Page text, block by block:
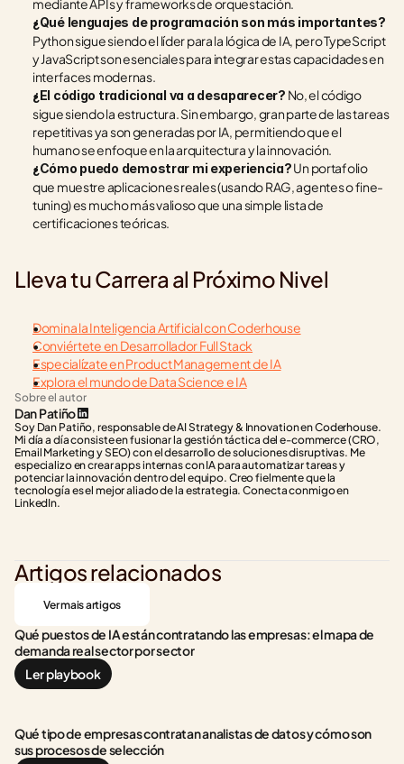
mediante APIs y frameworks de orquestación.
¿Qué lenguajes de programación son más importantes?
Python sigue siendo el líder para la lógica de IA, pero TypeScript
y JavaScript son esenciales para integrar estas capacidades en
interfaces modernas.
¿El código tradicional va a desaparecer? No, el código
sigue siendo la estructura. Sin embargo, gran parte de las tareas
repetitivas ya son generadas por IA, permitiendo que el
humano se enfoque en la arquitectura y la innovación.
¿Cómo puedo demostrar mi experiencia? Un portafolio
que muestre aplicaciones reales (usando RAG, agentes o fine-
tuning) es mucho más valioso que una simple lista de
certificaciones teóricas.
Lleva tu Carrera al Próximo Nivel
Domina la Inteligencia Artificial con Coderhouse
Conviértete en Desarrollador Full Stack
Especialízate en Product Management de IA
Explora el mundo de Data Science e IA
Sobre el autor
Dan Patiño
Soy Dan Patiño, responsable de AI Strategy & Innovation en Coderhouse.
Mi día a día consiste en fusionar la gestión táctica del e-commerce (CRO,
Email Marketing y SEO) con el desarrollo de soluciones disruptivas. Me
especializo en crear apps internas con IA para automatizar tareas y
potenciar la innovación dentro del equipo. Creo fielmente que la
tecnología es el mejor aliado de la estrategia. Conecta conmigo en
LinkedIn.
Artigos relacionados
Ver mais artigos
Qué puestos de IA están contratando las empresas: el mapa de
demanda real sector por sector
Ler playbook
Qué tipo de empresas contratan analistas de datos y cómo son
sus procesos de selección